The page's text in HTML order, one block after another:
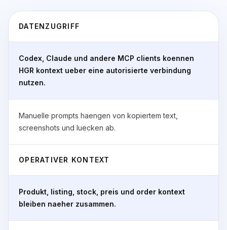
DATENZUGRIFF
Codex, Claude und andere MCP clients koennen
HGR kontext ueber eine autorisierte verbindung
nutzen.
Manuelle prompts haengen von kopiertem text,
screenshots und luecken ab.
OPERATIVER KONTEXT
Produkt, listing, stock, preis und order kontext
bleiben naeher zusammen.